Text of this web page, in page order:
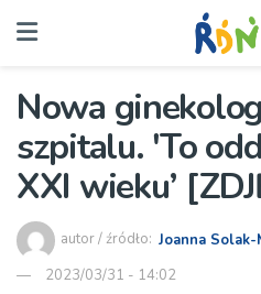
Nowa
szpitalu. 'To
XXI wieku’
autor / źródło: Joanna Solak-
2023/03/31 - 14:02